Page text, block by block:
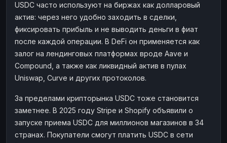
USDC часто используют на биржах как долларовый
актив: через него удобно заходить в сделки,
фиксировать прибыль и не выводить деньги в фиат
после каждой операции. В DeFi он применяется как
залог на лендинговых платформах вроде Aave и
Compound, а также как ликвидный актив в пулах
Uniswap, Curve и других протоколов.
За пределами крипторынка USDC тоже становится
заметнее. В 2025 году Stripe и Shopify объявили о
запуске приема USDC для миллионов магазинов в 34
странах. Покупатели смогут платить USDC в сети